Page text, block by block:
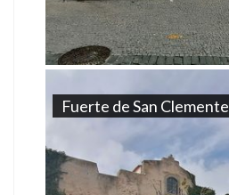
Fuerte de San Clemente